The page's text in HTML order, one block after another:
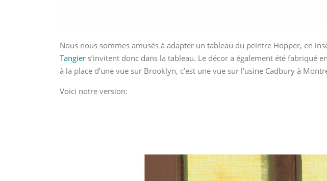
Nous nous sommes amusés à adapter un tableau du peintre Hopper, en
Tangier s’invitent donc dans la tableau. Le décor a également été fabriqué
à la place d’une vue sur Brooklyn, c’est une vue sur l’usine Cadbury à
Voici notre version: